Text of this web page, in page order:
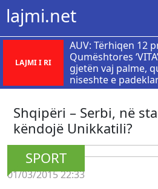
lajmi.net
LAJMI I RI
AUV: Tërhiqen 12
Qumështores
gjetën vaj palme,
niseshte e
Shqipëri – Serbi, në
këndojë Unikkatili?
SPORT
01/03/2015 22:33